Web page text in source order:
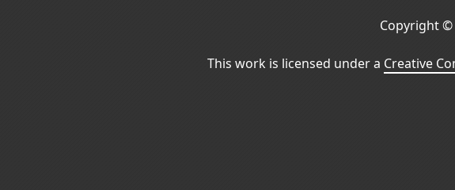
Copyright ©
This work is licensed under a Creative